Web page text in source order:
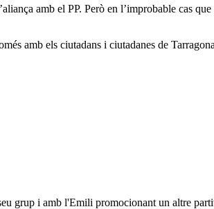
amb el PP. Però en l’improbable cas
amb els ciutadans i ciutadanes de
grup i amb l'Emili promocionant un altre